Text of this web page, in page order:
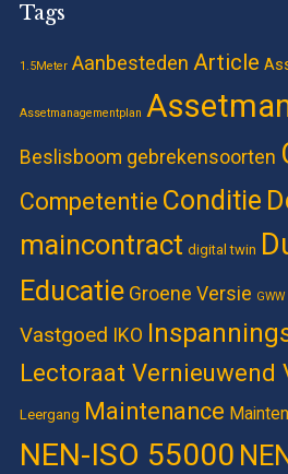
Tags
1.5Meter Aanbesteden Article
Assetmanagementplan
Beslisboom gebrekensoorten
Competentie Conditie
maincontract digital twin
Educatie Groene Versie GWW
Vastgoed IKO
Lectoraat Vernieuwend
Leergang Maintenance
NEN-ISO 55000